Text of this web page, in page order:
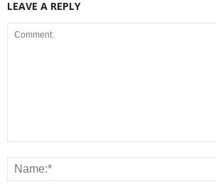
LEAVE A REPLY